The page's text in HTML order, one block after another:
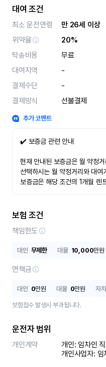
대여 조건
최소 운전연령
만 26세 이상
위약율
20%
탁송비용
무료
대여지역
-
결제수단
-
결제방식
선불결제
추가 코멘트
✔️ 보증금 관련 안내
현재 안내된 보증금은 월 약정
선택하시는 월 약정거리와 대여
보증금은 해당 조건의 1개월 렌
보험 조건
책임한도
대인 무제한 대물 10,000만원
면책금
대인 0만원 대물 0만원 자차
보험접수 발생시 부과됩니다.
운전자 범위
개인계약
개인: 임차인
개인사업자: